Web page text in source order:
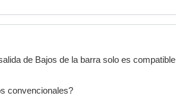
de Bajos de la barra solo es compatible
convencionales?